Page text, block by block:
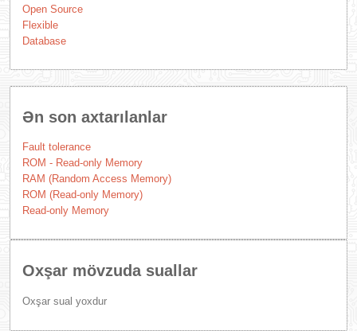
Open Source
Flexible
Database
Ən son axtarılanlar
Fault tolerance
ROM - Read-only Memory
RAM (Random Access Memory)
ROM (Read-only Memory)
Read-only Memory
Oxşar mövzuda suallar
Oxşar sual yoxdur